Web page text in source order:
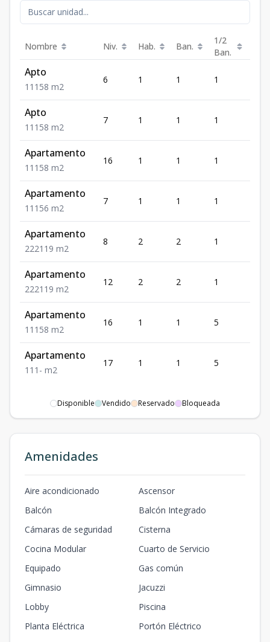
Nombre Niv. Hab. Ban.
1/2
Ban.
Apto
1 1 1 58 m2
6 1 1 1
Apto
1 1 1 58 m2
7 1 1 1
Apartamento
1 1 1 58 m2
16 1 1 1
Apartamento
1 1 1 56 m2
7 1 1 1
Apartamento
222119 m2
8 2 2 1
Apartamento
222119 m2
12 2 2 1
Apartamento
1 1 1 58 m2
16 1 1 5
Apartamento
1 1 1 - m2
17 1 1 5
Disponible Vendido Reservado Bloqueada
Amenidades
Aire acondicionado
Ascensor
Balcón
Balcón Integrado
Cámaras de seguridad
Cisterna
Cocina Modular
Cuarto de Servicio
Equipado
Gas común
Gimnasio
Jacuzzi
Lobby
Piscina
Planta Eléctrica
Portón Eléctrico